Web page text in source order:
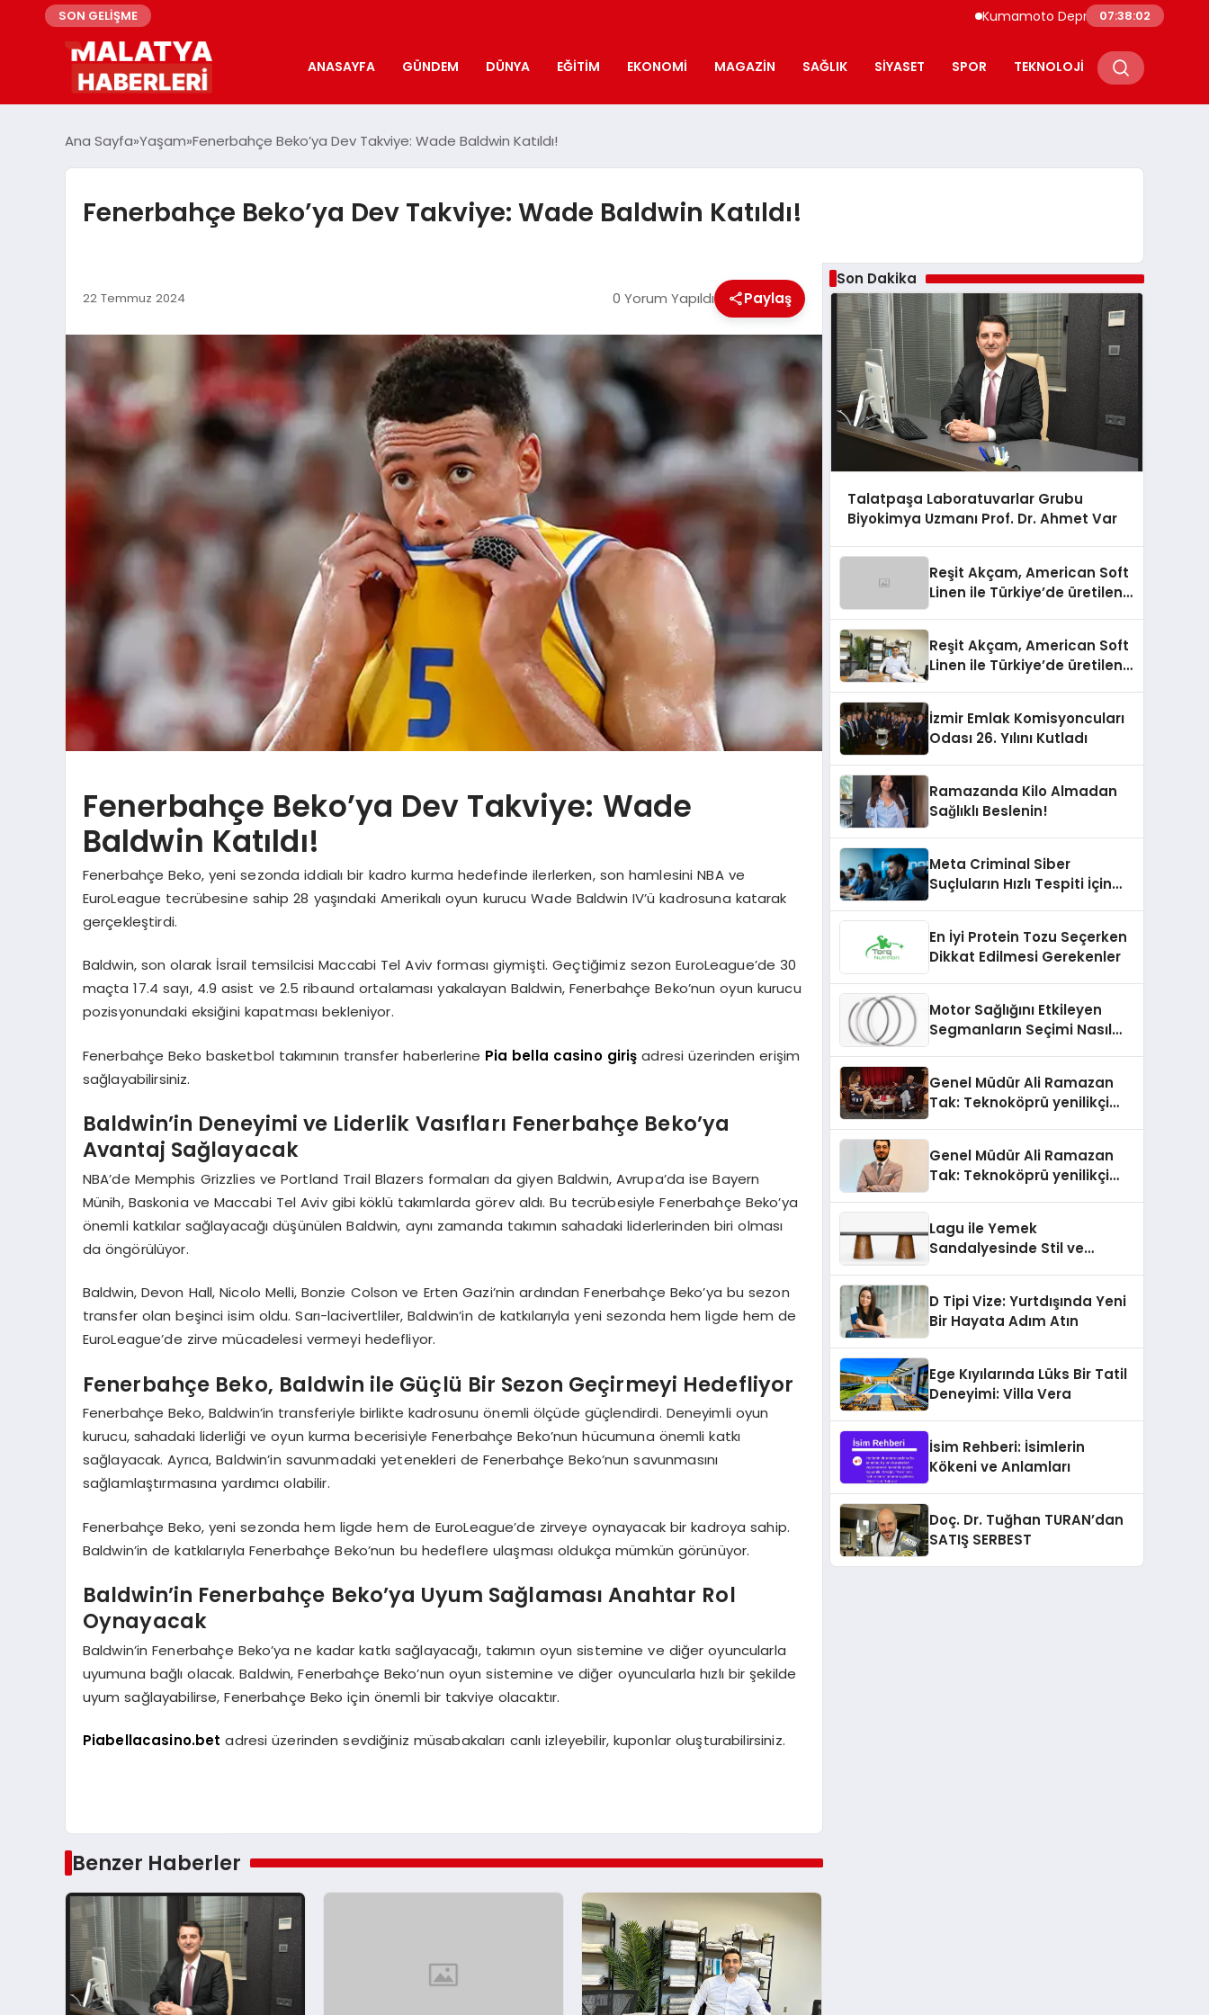
SON GELİŞME Kumamoto Depreminde Sağlık
07:38:03
ANASAYFA GÜNDEM DÜNYA EĞITIM EKONOMI MAGAZIN SAĞLIK SIYASET SPOR TEKNOLOJI
Ana Sayfa Yaşam Fenerbahçe Beko’ya Dev Takviye: Wade Baldwin Katıldı!
Fenerbahçe Beko’ya Dev Takviye: Wade Baldwin Katıldı!
22 Temmuz 2024 0 Yorum Yapıldı Paylaş
Fenerbahçe Beko’ya Dev Takviye: Wade
Baldwin Katıldı!
Fenerbahçe Beko, yeni sezonda iddialı bir kadro kurma hedefinde ilerlerken, son hamlesini NBA ve
EuroLeague tecrübesine sahip 28 yaşındaki Amerikalı oyun kurucu Wade Baldwin IV’ü kadrosuna katarak
gerçekleştirdi.
Baldwin, son olarak İsrail temsilcisi Maccabi Tel Aviv forması giymişti. Geçtiğimiz sezon EuroLeague’de 30
maçta 17.4 sayı, 4.9 asist ve 2.5 ribaund ortalaması yakalayan Baldwin, Fenerbahçe Beko’nun oyun kurucu
pozisyonundaki eksiğini kapatması bekleniyor.
Fenerbahçe Beko basketbol takımının transfer haberlerine Pia bella casino giriş adresi üzerinden erişim
sağlayabilirsiniz.
Baldwin’in Deneyimi ve Liderlik Vasıfları Fenerbahçe Beko’ya
Avantaj Sağlayacak
NBA’de Memphis Grizzlies ve Portland Trail Blazers formaları da giyen Baldwin, Avrupa’da ise Bayern
Münih, Baskonia ve Maccabi Tel Aviv gibi köklü takımlarda görev aldı. Bu tecrübesiyle Fenerbahçe Beko’ya
önemli katkılar sağlayacağı düşünülen Baldwin, aynı zamanda takımın sahadaki liderlerinden biri olması
da öngörülüyor.
Baldwin, Devon Hall, Nicolo Melli, Bonzie Colson ve Erten Gazi’nin ardından Fenerbahçe Beko’ya bu sezon
transfer olan beşinci isim oldu. Sarı-lacivertliler, Baldwin’in de katkılarıyla yeni sezonda hem ligde hem de
EuroLeague’de zirve mücadelesi vermeyi hedefliyor.
Fenerbahçe Beko, Baldwin ile Güçlü Bir Sezon Geçirmeyi Hedefliyor
Fenerbahçe Beko, Baldwin’in transferiyle birlikte kadrosunu önemli ölçüde güçlendirdi. Deneyimli oyun
kurucu, sahadaki liderliği ve oyun kurma becerisiyle Fenerbahçe Beko’nun hücumuna önemli katkı
sağlayacak. Ayrıca, Baldwin’in savunmadaki yetenekleri de Fenerbahçe Beko’nun savunmasını
sağlamlaştırmasına yardımcı olabilir.
Fenerbahçe Beko, yeni sezonda hem ligde hem de EuroLeague’de zirveye oynayacak bir kadroya sahip.
Baldwin’in de katkılarıyla Fenerbahçe Beko’nun bu hedeflere ulaşması oldukça mümkün görünüyor.
Baldwin’in Fenerbahçe Beko’ya Uyum Sağlaması Anahtar Rol
Oynayacak
Baldwin’in Fenerbahçe Beko’ya ne kadar katkı sağlayacağı, takımın oyun sistemine ve diğer oyuncularla
uyumuna bağlı olacak. Baldwin, Fenerbahçe Beko’nun oyun sistemine ve diğer oyuncularla hızlı bir şekilde
uyum sağlayabilirse, Fenerbahçe Beko için önemli bir takviye olacaktır.
Piabellacasino.bet adresi üzerinden sevdiğiniz müsabakaları canlı izleyebilir, kuponlar oluşturabilirsiniz.
Benzer Haberler
Son Dakika
Talatpaşa Laboratuvarlar Grubu
Biyokimya Uzmanı Prof. Dr. Ahmet Var
Reşit Akçam, American Soft
Linen ile Türkiye’de üretilen
buluşturuyor
Reşit Akçam, American Soft
Linen ile Türkiye’de üretilen
buluşturuyor
İzmir Emlak Komisyoncuları
Odası 26. Yılını Kutladı
Ramazanda Kilo Almadan
Sağlıklı Beslenin!
Meta Criminal Siber
Suçluların Hızlı Tespiti İçin
En İyi Protein Tozu Seçerken
Dikkat Edilmesi Gerekenler
Motor Sağlığını Etkileyen
Segmanların Seçimi Nasıl
Genel Müdür Ali Ramazan
Tak: Teknoköprü yenilikçi
Genel Müdür Ali Ramazan
Tak: Teknoköprü yenilikçi
Lagu ile Yemek
Sandalyesinde Stil ve
D Tipi Vize: Yurtdışında Yeni
Bir Hayata Adım Atın
Ege Kıyılarında Lüks Bir Tatil
Deneyimi: Villa Vera
İsim Rehberi: İsimlerin
Kökeni ve Anlamları
Doç. Dr. Tuğhan TURAN’dan
SATIŞ SERBEST